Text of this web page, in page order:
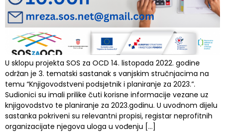
U sklopu projekta SOS za OCD 14. listopada 2022. godine
održan je 3. tematski sastanak s vanjskim stručnjacima na
temu “Knjigovodstveni podsjetnik i planiranje za 2023.”.
Sudionici su imali prilike čuti korisne informacije vezane uz
knjigovodstvo te planiranje za 2023.godinu. U uvodnom dijelu
sastanka pokriveni su relevantni propisi, registar neprofitnih
organizacijate njegova uloga u vođenju […]